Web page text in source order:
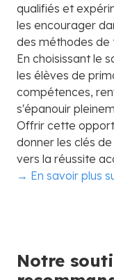
qualifiés et
les encourager
des méthodes de
En choisissant le
les élèves de
compétences,
s'épanouir
Offrir cette
donner les clés
vers la réussite
→ En savoir plus
Notre